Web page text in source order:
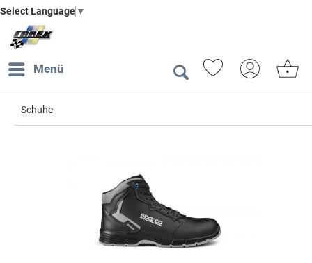
Select Language ▼
Menü
Schuhe